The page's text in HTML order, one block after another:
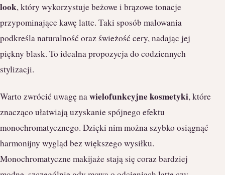
look, który wykorzystuje beżowe i brązowe tonacje
przypominające kawę latte. Taki sposób malowania
podkreśla naturalność oraz świeżość cery, nadając jej
piękny blask. To idealna propozycja do codziennych
stylizacji.
Warto zwrócić uwagę nawielofunkcyjne kosmetyki, które
znacząco ułatwiają uzyskanie spójnego efektu
monochromatycznego. Dzięki nim można szybko osiągnąć
harmonijny wygląd bez większego wysiłku.
Monochromatyczne makijaże stają się coraz bardziej